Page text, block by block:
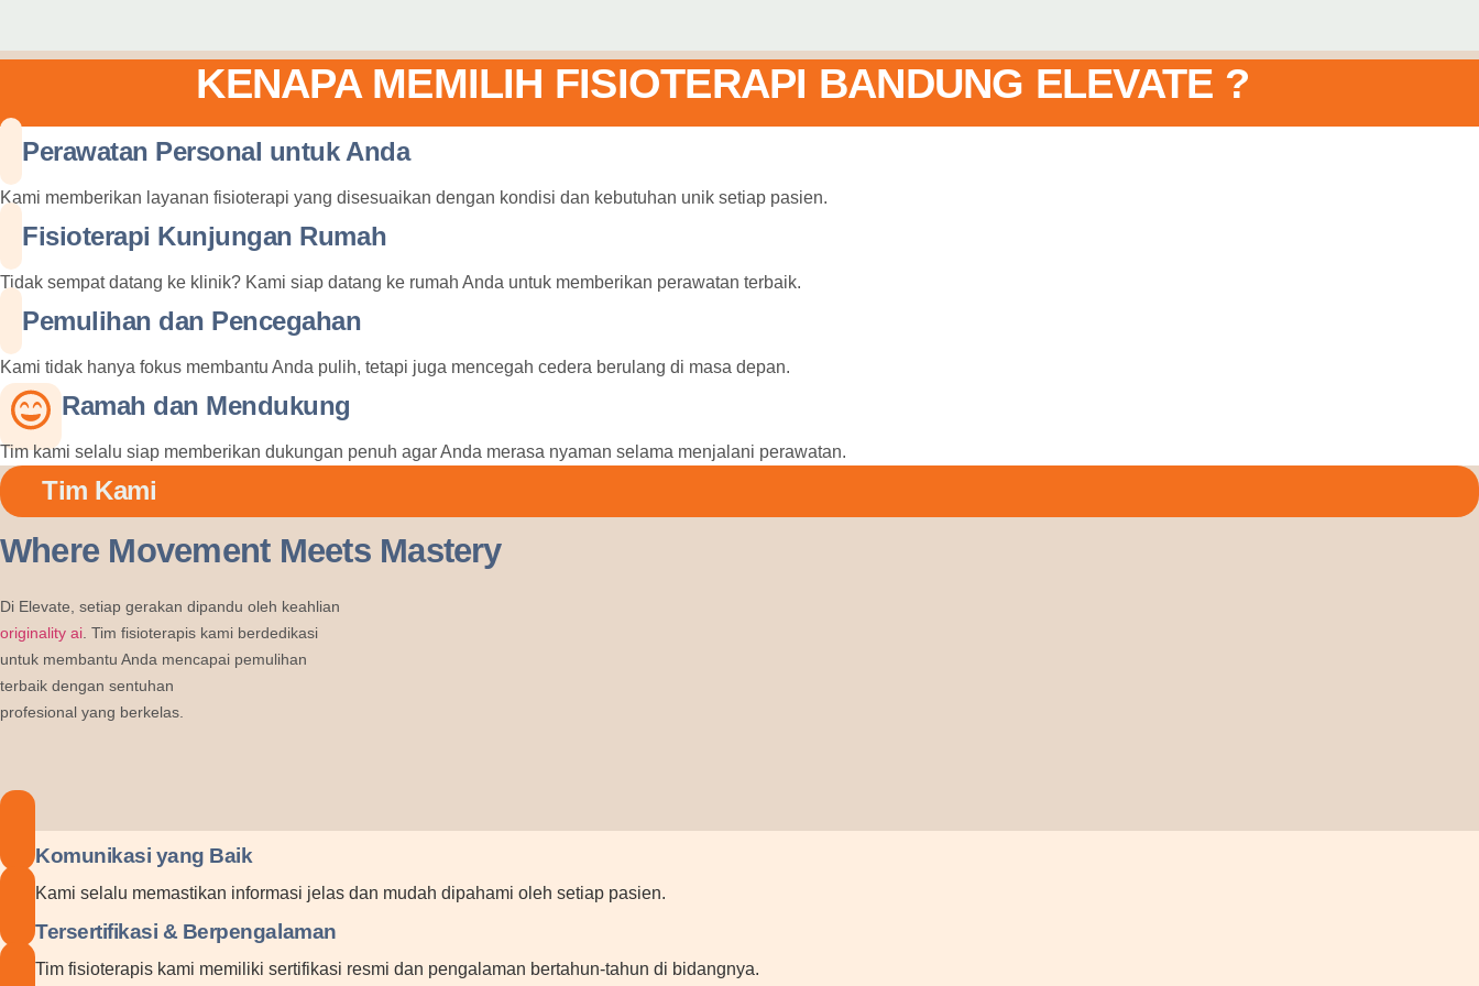
KENAPA MEMILIH FISIOTERAPI BANDUNG ELEVATE ?
Perawatan Personal untuk Anda
Kami memberikan layanan fisioterapi yang disesuaikan dengan kondisi dan kebutuhan unik setiap pasien.
Fisioterapi Kunjungan Rumah
Tidak sempat datang ke klinik? Kami siap datang ke rumah Anda untuk memberikan perawatan terbaik.
Pemulihan dan Pencegahan
Kami tidak hanya fokus membantu Anda pulih, tetapi juga mencegah cedera berulang di masa depan.
Ramah dan Mendukung
Tim kami selalu siap memberikan dukungan penuh agar Anda merasa nyaman selama menjalani perawatan.
Tim Kami
Where Movement Meets Mastery
Di Elevate, setiap gerakan dipandu oleh keahlian
originality ai. Tim fisioterapis kami berdedikasi
untuk membantu Anda mencapai pemulihan
terbaik dengan sentuhan
profesional yang berkelas.
Komunikasi yang Baik
Kami selalu memastikan informasi jelas dan mudah dipahami oleh setiap pasien.
Tersertifikasi & Berpengalaman
Tim fisioterapis kami memiliki sertifikasi resmi dan pengalaman bertahun-tahun di bidangnya.